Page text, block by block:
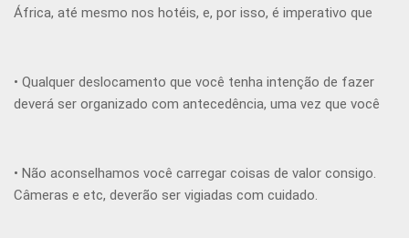
África, até mesmo nos hotéis, e, por isso, é imperativo que
• Qualquer deslocamento que você tenha intenção de fazer
deverá ser organizado com antecedência, uma vez que você
• Não aconselhamos você carregar coisas de valor consigo.
Câmeras e etc, deverão ser vigiadas com cuidado.